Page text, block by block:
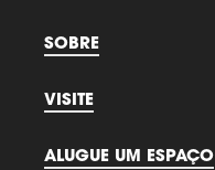
SOBRE
VISITE
ALUGUE UM ESPAÇO